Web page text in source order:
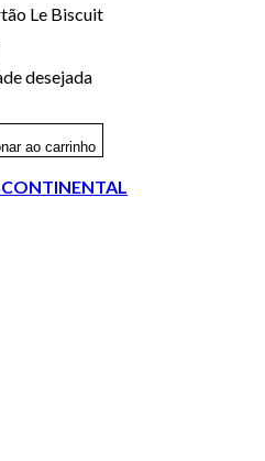
Le Biscuit
desejada
ao carrinho